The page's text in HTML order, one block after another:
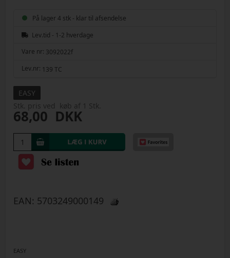
På lager 4 stk - klar til afsendelse
Lev.tid - 1-2 hverdage
Vare nr: 3092022f
Lev.nr: 139 TC
EASY
Stk. pris ved køb af 1 Stk.
68,00 DKK
EAN: 5703249000149
EASY